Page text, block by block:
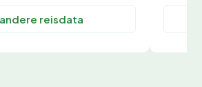
reisdata